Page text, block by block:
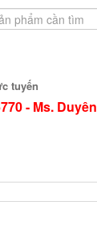
tuyến
- Ms. Duyên